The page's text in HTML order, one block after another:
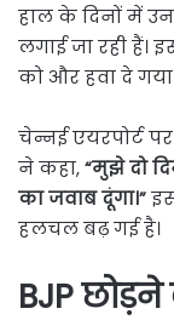
हाल के दिनों में
लगाई जा रही हैं।
को और हवा दे गया
चेन्नई एयरपोर्ट
ने कहा,“मुझे दो
का जवाब दूंगा।”
हलचल बढ़ गई है।
BJP